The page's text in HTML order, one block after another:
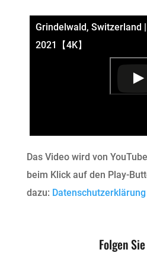
Grindelwald, Switzerland
2021【4K】
Das Video wird von
beim Klick auf den Play-
dazu: Datenschutzerklärung
Folgen